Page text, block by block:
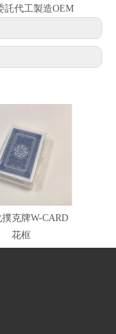
託代工製造OEM
克牌W-CARD
花框